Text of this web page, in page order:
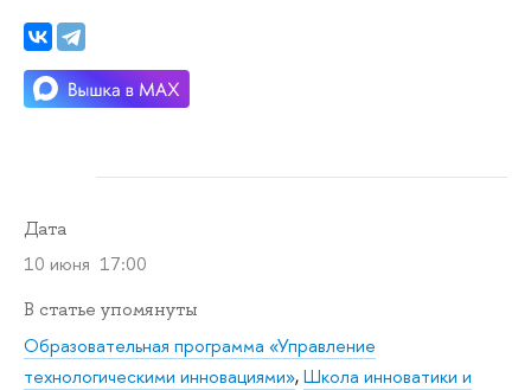
Дата
10 июня 17:00
статье упомянуты
Образовательная программа «Управление
технологическими инновациями»,Школа инноватики и